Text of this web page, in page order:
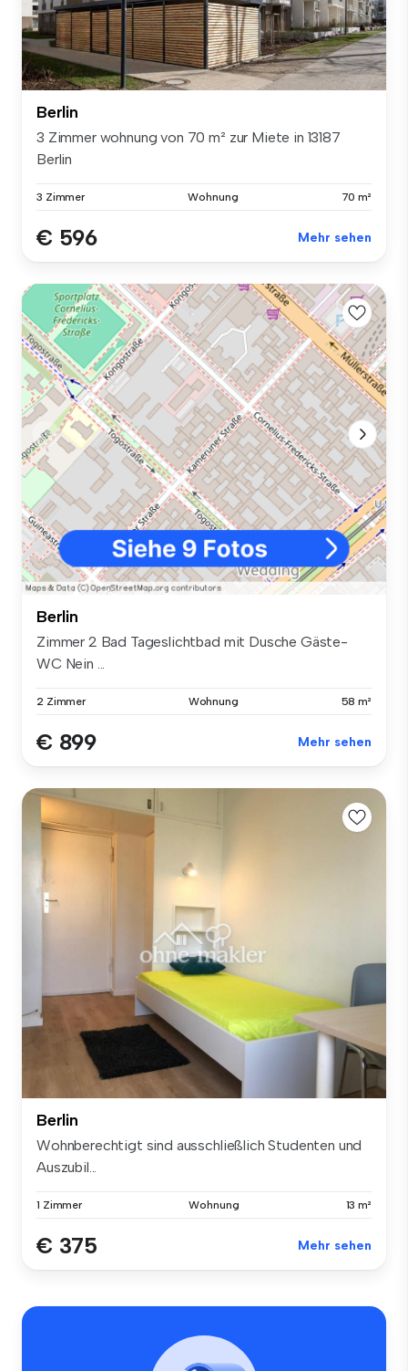
Berlin
3 Zimmer wohnung von 70 m² zur Miete in 13187
Berlin
3 Zimmer Wohnung 70 m²
€ 596 Mehr sehen
Berlin
Zimmer 2 Bad Tageslichtbad mit Dusche Gäste-
WC Nein ...
2 Zimmer Wohnung 58 m²
€ 899 Mehr sehen
Berlin
Wohnberechtigt sind ausschließlich Studenten und
Auszubil...
1 Zimmer Wohnung 13 m²
€ 375 Mehr sehen